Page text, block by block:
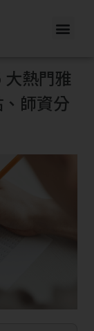
大熱門雅
師資分